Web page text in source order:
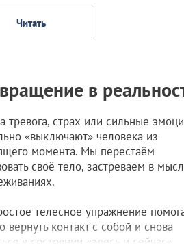
Читать
в
тревога, страх или сильные
«выключают» человека из
момента. Мы перестаём
своё тело, застреваем в
телесное упражнение
вернуть контакт с собой и снова
в состоянии «здесь и сейчас».